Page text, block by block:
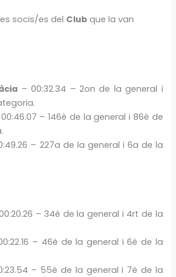
socis/es del ‪Club ‬ que la van
​ – 00:32.34 – 2on de la general i
– 146è de la general i 86è de
– 227a de la general i 6a de la
– 34è de la general i 4rt de la
– 46è de la general i 6è de la
– 55è de la general i 7è de la